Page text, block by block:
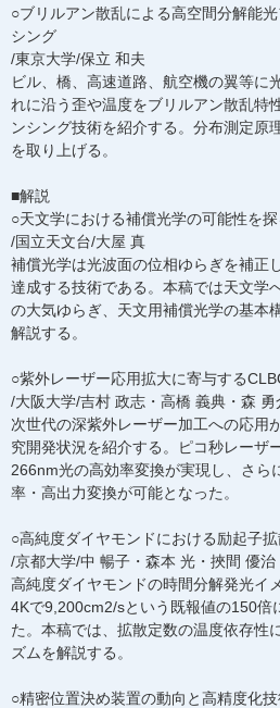
○ブリルアン散乱による高空間分解能
シング
/東京大学/保立 和夫
ビル、橋、高速道路、航空機の翼等に
れに沿う歪や温度をブリルアン散乱特
ンシング技術を紹介する。分布測定原
を取り上げる。
■解説
○天文学における補償光学の可能性を探
/国立天文台/大屋 真
補償光学は光波面の位相ゆらぎを補正
達成する技術である。本稿では天文学
の大気ゆらぎ、天文用補償光学の基本
解説する。
○紫外レーザー応用拡大に寄与する
/大阪大学/吉村 政志・高橋 義典・森
次世代の深紫外レーザー加工への応用
究開発状況を紹介する。ピコ秒レーザ
266nm光の高効率変換が実現し、さら
率・高出力変換が可能となった。
○高純度ダイヤモンドにおける励起子
/京都大学/中 暢子・森本 光・挾間 優治
高純度ダイヤモンドの時間分解発光イ
4Kで9,200cm2/sという既報値の150倍
た。本稿では、拡散定数の温度依存性
ズムを解説する。
○精密位置決め装置の動向と高精度化